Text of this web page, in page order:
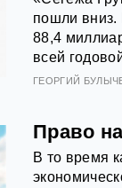
пошли вниз.
88,4
всей
ГЕОРГИЙ
Право
В то время